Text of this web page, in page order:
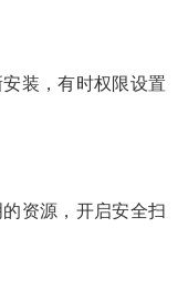
装，有时权限设置
资源，开启安全扫